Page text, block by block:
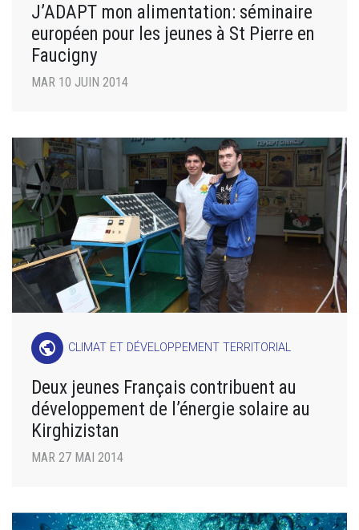
J’ADAPT mon alimentation: séminaire
européen pour les jeunes à St Pierre en
Faucigny
MAR 10 JUIN 2014
public CLIMAT ET DÉVELOPPEMENT TERRITORIAL
Deux jeunes Français contribuent au
développement de l’énergie solaire au
Kirghizistan
MAR 27 MAI 2014